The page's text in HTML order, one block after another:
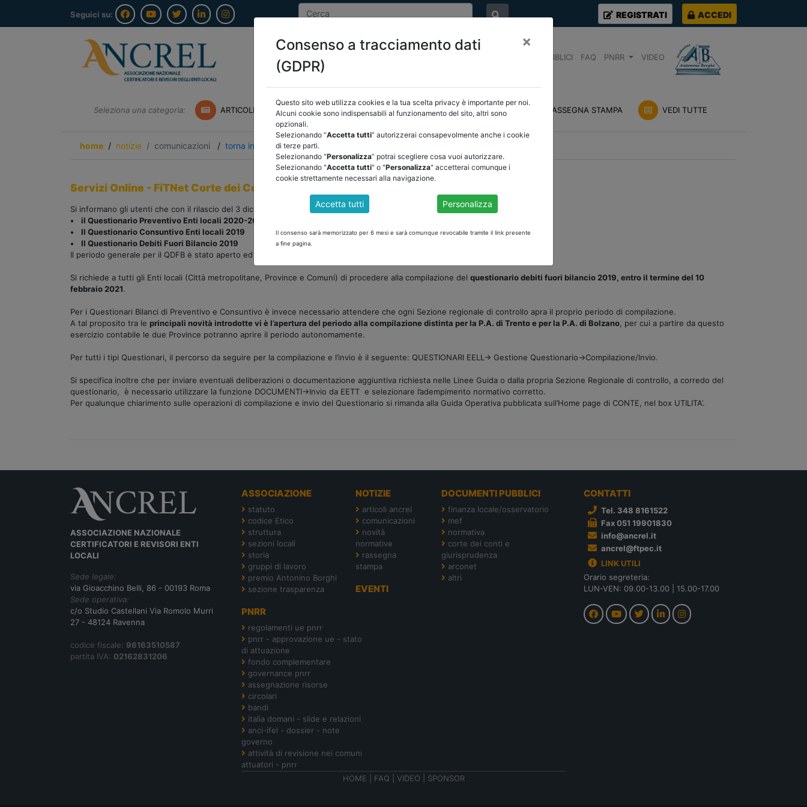
Seguici su: REGISTRATI ACCEDI
DOCUMENTI PUBBLICI FAQ PNRR VIDEO
Seleziona una categoria: ARTICOLI ANCREL COMUNICAZIONI NOVITÀ NORMATIVE RASSEGNA STAMPA VEDI TUTTE
home notizie comunicazioni / torna indietro
Servizi Online - FiTNet Corte dei Conti - NOVITA' DEL RILASCIO DEL 3 DICEMBRE 2020
Si informano gli utenti che con il rilascio del 3 dicembre sono stati implementati:
• il Questionario Preventivo Enti locali 2020-2022
• Il Questionario Consuntivo Enti locali 2019
• Il Questionario Debiti Fuori Bilancio 2019
Il periodo generale per il QDFB è stato aperto ed è quindi possibile procedere alla compilazione.
Si richiede a tutti gli Enti locali (Città metropolitane, Province e Comuni) di procedere alla compilazione del questionario debiti fuori bilancio 2019, entro il termine del 10
febbraio 2021.
Per i Questionari Bilanci di Preventivo e Consuntivo è invece necessario attendere che ogni Sezione regionale di controllo apra il proprio periodo di compilazione.
A tal proposito tra le principali novità introdotte vi è l’apertura del periodo alla compilazione distinta per la P.A. di Trento e per la P.A. di Bolzano , per cui a partire da questo
esercizio contabile le due Province potranno aprire il periodo autonomamente.
Per tutti i tipi Questionari, il percorso da seguire per la compilazione e l’invio è il seguente: QUESTIONARI EELL-> Gestione Questionario->Compilazione/Invio.
Si specifica inoltre che per inviare eventuali deliberazioni o documentazione aggiuntiva richiesta nelle Linee Guida o dalla propria Sezione Regionale di controllo, a corredo del
questionario, è necessario utilizzare la funzione DOCUMENTI->Invio da EETT e selezionare l’adempimento normativo corretto.
Per qualunque chiarimento sulle operazioni di compilazione e invio del Questionario si rimanda alla Guida Operativa pubblicata sull’Home page di CONTE, nel box UTILITA’.
ASSOCIAZIONE NAZIONALE
CERTIFICATORI E REVISORI ENTI
LOCALI
Sede legale:
via Gioacchino Belli, 86 - 00193 Roma
Sede operativa:
c/o Studio Castellani Via Romolo Murri
27 - 48124 Ravenna
codice fiscale: 96163510587
partita IVA: 02162831206
ASSOCIAZIONE
statuto
codice Etico
struttura
sezioni locali
storia
gruppi di lavoro
premio Antonino Borghi
sezione trasparenza
NOTIZIE
articoli ancrel
comunicazioni
novità
normative
rassegna
stampa
EVENTI
DOCUMENTI PUBBLICI
finanza locale/osservatorio
mef
normativa
corte dei conti e
giurisprudenza
arconet
altri
PNRR
regolamenti ue pnrr
pnrr - approvazione ue - stato
di attuazione
fondo complementare
governance pnrr
assegnazione risorse
circolari
bandi
italia domani - slide e relazioni
anci-ifel - dossier - note
governo
attività di revisione nei comuni
attuatori - pnrr
HOME
FAQ VIDEO SPONSOR
CONTATTI
Tel. 348 8161522
Fax 051 19901830
info@ancrel.it
ancrel@ftpec.it
LINK UTILI
Orario segreteria:
LUN-VEN: 09.00-13.00 | 15.00-17.00
Consenso a tracciamento dati
(GDPR)
×
Questo sito web utilizza cookies e la tua scelta privacy è importante per noi.
Alcuni cookie sono indispensabili al funzionamento del sito, altri sono
opzionali.
Selezionando “Accetta tutti” autorizzerai consapevolmente anche i cookie
di terze parti.
Selezionando “Personalizza” potrai scegliere cosa vuoi autorizzare.
Selezionando "Accetta tutti" o "Personalizza" accetterai comunque i
cookie strettamente necessari alla navigazione.
Accetta tutti Personalizza
Il consenso sarà memorizzato per 6 mesi e sarà comunque revocabile tramite il link presente
a fine pagina.